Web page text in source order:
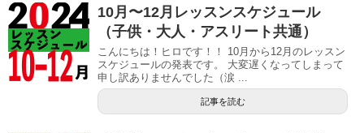
10月〜12月レッスンスケジュール
（子供・大人・アスリート共通）
こんにちは！ヒロです！！ 10月から12月のレッスン
スケジュールの発表です。 大変遅くなってしまって
申し訳ありませんでした（涙 ...
記事を読む